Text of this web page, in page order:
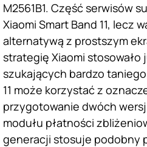
M2561B1. Część serwisów
Xiaomi Smart Band 11, lecz
alternatywą z prostszym
strategię Xiaomi
szukających bardzo
11 może korzystać z
przygotowanie dwóch
modułu płatności
generacji stosuje podobny